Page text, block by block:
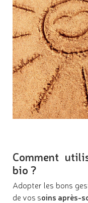
Comment
bio ?
Adopter les bons
de vos soins après-